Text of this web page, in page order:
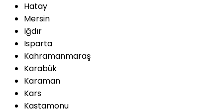
Hatay
Mersin
Iğdır
Isparta
Kahramanmaraş
Karabük
Karaman
Kars
Kastamonu